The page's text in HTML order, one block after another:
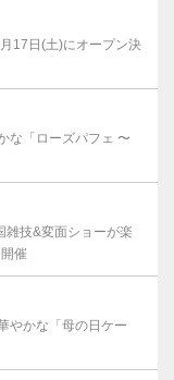
17日(土)にオープン決
な「ローズパフェ 〜
雑技&変面ショーが楽
催
やかな「母の日ケー